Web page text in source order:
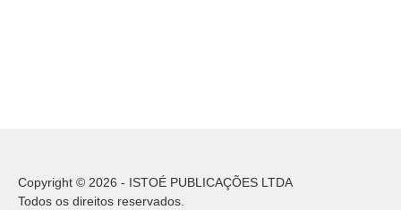
Copyright © 2026 - ISTOÉ PUBLICAÇÕES LTDA
Todos os direitos reservados.